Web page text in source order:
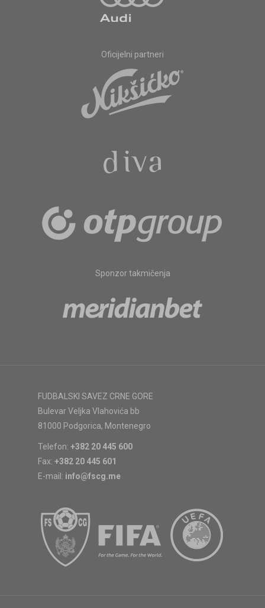
Oficijelni partneri
Sponzor takmičenja
FUDBALSKI SAVEZ CRNE GORE
Bulevar Veljka Vlahovića bb
81000 Podgorica, Montenegro
Telefon: +382 20 445 600
Fax: +382 20 445 601
E-mail: info@fscg.me